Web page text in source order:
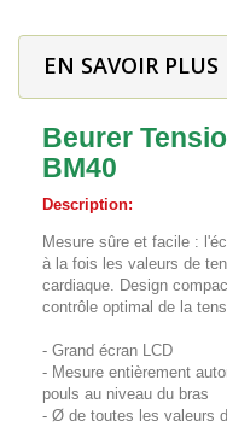
EN SAVOIR PLUS
Beurer
BM40
Description:
Mesure sûre et facile :
à la fois les valeurs de
cardiaque. Design
contrôle optimal de la
- Grand écran LCD
- Mesure entièrement
pouls au niveau du bras
- Ø de toutes les valeurs